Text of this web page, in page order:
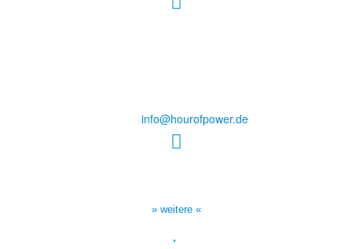
info@hourofpower.de
» weitere «